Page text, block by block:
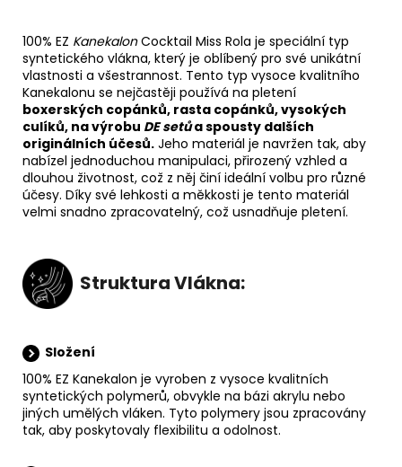
100% EZ KanekalonCocktail Miss Rola je speciální typ
syntetického vlákna, který je oblíbený pro své unikátní
vlastnosti a všestrannost. Tento typ vysoce kvalitního
Kanekalonu se nejčastěji používá na pletení
boxerských copánků, rasta copánků, vysokých
culíků, na výrobu DE setůa spousty dalších
originálních účesů. Jeho materiál je navržen tak, aby
nabízel jednoduchou manipulaci, přirozený vzhled a
dlouhou životnost, což z něj činí ideální volbu pro různé
účesy. Díky své lehkosti a měkkosti je tento materiál
velmi snadno zpracovatelný, což usnadňuje pletení.
Struktura Vlákna:
Složení
100% EZ Kanekalon je vyroben z vysoce kvalitních
syntetických polymerů, obvykle na bázi akrylu nebo
jiných umělých vláken. Tyto polymery jsou zpracovány
tak, aby poskytovaly flexibilitu a odolnost.